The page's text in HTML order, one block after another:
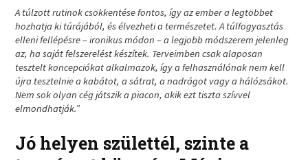
A túlzott rutinok csökkentése fontos, így az ember a legtöbbet
hozhatja ki túrájából, és élvezheti a természetet. A túlfogyasztás
elleni fellépésre – ironikus módon – a legjobb módszerem jelenleg
az, ha saját felszerelést készítek. Terveimben csak alaposan
tesztelt koncepciókat alkalmazok, így a felhasználónak nem kell
újra tesztelnie a kabátot, a sátrat, a nadrágot vagy a hálózsákot.
Nem sok olyan cég játszik a piacon, akik ezt tiszta szívvel
elmondhatják.”
Jó helyen születtél, szinte a